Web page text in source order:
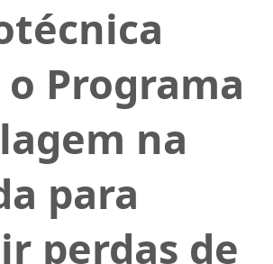
Programa
na
para
perdas de